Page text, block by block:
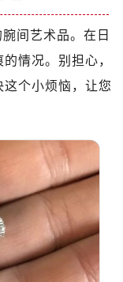
间艺术品。在日
情况。别担心，
个小烦恼，让您